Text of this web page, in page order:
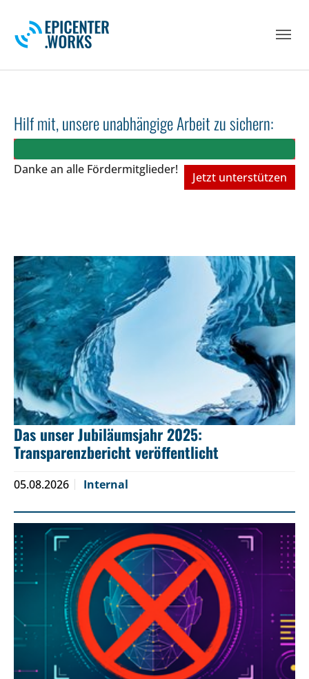
Hilf mit, unsere unabhängige Arbeit zu sichern:
Danke an alle Fördermitglieder!
Jetzt unterstützen
Das unser Jubiläumsjahr 2025:
Transparenzbericht veröffentlicht
05.08.2026 Internal